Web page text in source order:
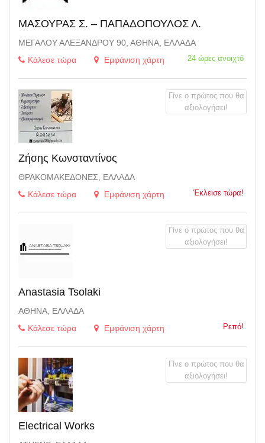
ΜΑΣΟΥΡΑΣ Σ. – ΠΑΠΑΔΟΠΟΥΛΟΣ Λ.
ΜΕΓΆΛΟΥ ΑΛΕΞΆΝΔΡΟΥ 90, ΑΘΉΝΑ, ΕΛΛΆΔΑ
Κάλεσε τώρα
Εμφάνιση χάρτη 24 ώρες ανοιχτό
Ζήσης Κωνσταντίνος
ΘΡΑΚΟΜΑΚΕΔΌΝΕΣ, ΕΛΛΆΔΑ
Κάλεσε τώρα
Εμφάνιση χάρτη Έκλεισε τώρα!
Γίνε ο πρώτος που θα
αξιολογήσει!
Anastasia Tsolaki
ΑΘΉΝΑ, ΕΛΛΆΔΑ
Κάλεσε τώρα
Εμφάνιση χάρτη Ρεπό!
Γίνε ο πρώτος που θα
αξιολογήσει!
Electrical Works
Γίνε ο πρώτος που θα
αξιολογήσει!